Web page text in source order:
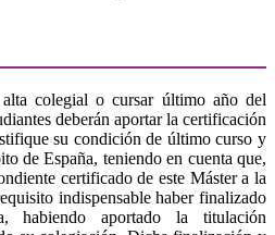
colegial o cursar último año del
deberán aportar la certificación
su condición de último curso y
de España, teniendo en cuenta que,
certificado de este Máster a la
indispensable haber finalizado
habiendo aportado la titulación